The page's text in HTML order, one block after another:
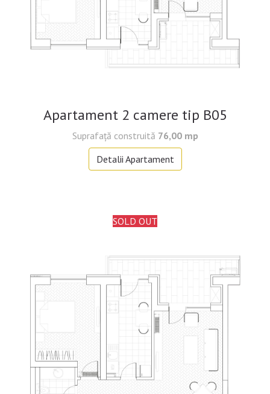
Apartament 2 camere tip B05
Suprafaţă construită 76,00 mp
Detalii Apartament
SOLD OUT